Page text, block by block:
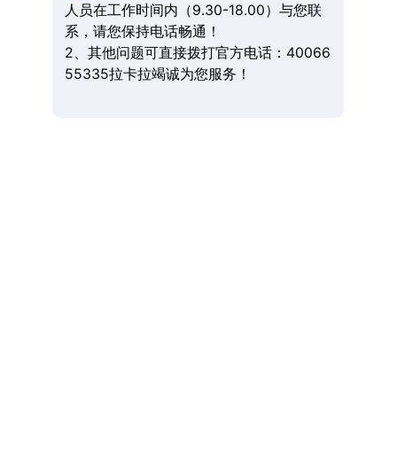
人员在工作时间内（9.30-18.00）与您联
系，请您保持电话畅通！
2、其他问题可直接拨打官方电话：40066
55335拉卡拉竭诚为您服务！